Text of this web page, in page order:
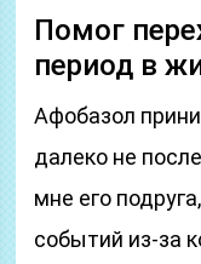
Помог
период в
Афобазол
далеко не
мне его
событий из-за